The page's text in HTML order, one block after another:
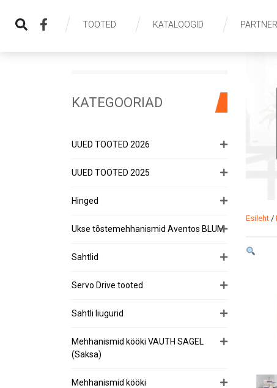
TOOTED KATALOOGID
KATEGOORIAD
UUED TOOTED 2026
UUED TOOTED 2025
Hinged
Ukse tõstemehhanismid Aventos BLUM
Sahtlid
Servo Drive tooted
Sahtli liugurid
Mehhanismid kööki VAUTH SAGEL
(Saksa)
Mehhanismid kööki
Esileht /